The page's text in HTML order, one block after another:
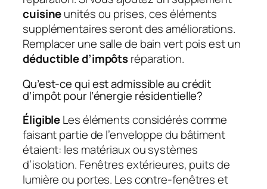
cuisineunités ou prises, ces éléments
supplémentaires seront des améliorations.
Remplacer une salle de bain vert pois est un
déductible d’impôtsréparation.
Qu’est-ce qui est admissible au crédit
d’impôt pour l’énergie résidentielle?
ÉligibleLes éléments considérés comme
faisant partie de l’enveloppe du bâtiment
étaient: les matériaux ou systèmes
d’isolation. Fenêtres extérieures, puits de
lumière ou portes. Les contre-fenêtres et